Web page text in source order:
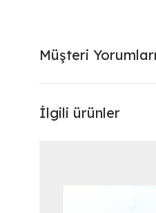
Müşteri Yorumları
İlgili ürünler